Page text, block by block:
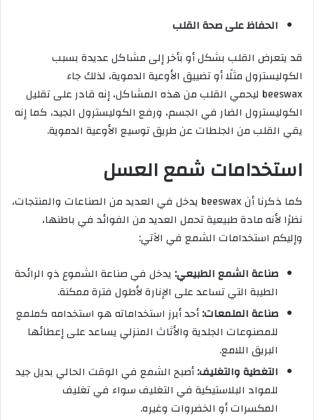
الحفاظ على صحة القلب
قد يتعرض القلب بشكل أو بأخر إلى مشاكل عديدة بسبب
الكوليسترول مثلًا أو تضييق الأوعية الدموية، لذلك جاء
beeswax ليحمي القلب من هذه المشاكل، إنه قادر على تقليل
الكوليسترول الضار في الجسم، ورفع الكوليسترول الجيد، كما إنه
يقي القلب من الجلطات عن طريق توسيع الأوعية الدموية.
استخدامات شمع العسل
كما ذكرنا أن beeswax يدخل في العديد من الصناعات والمنتجات،
نظرًا لأنه مادة طبيعية تحمل العديد من الفوائد في باطنها،
وإليكم استخدامات الشمع في الآتي:
صناعة الشمع الطبيعي: يدخل في صناعة الشموع ذو الرائحة
الطيبة التي تساعد على الإنارة لأطول فترة ممكنة.
صناعة الملمعات:أحد أبرز استخداماته هو استخدامه كملمع
للمصنوعات الجلدية والأثاث المنزلي يساعد على إعطائها
البريق اللامع.
التغطية والتغليف:أصبح الشمع في الوقت الحالي بديل جيد
للمواد البلاستيكية في التغليف سواء في تغليف
المكسرات أو الخضروات وغيره.